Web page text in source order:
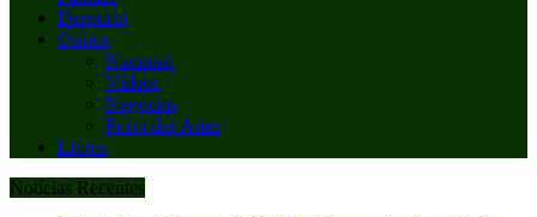
Desporto
Outros
Nacional
Vídeos
Negócios
Porto das Artes
Livros
Notícias Recentes